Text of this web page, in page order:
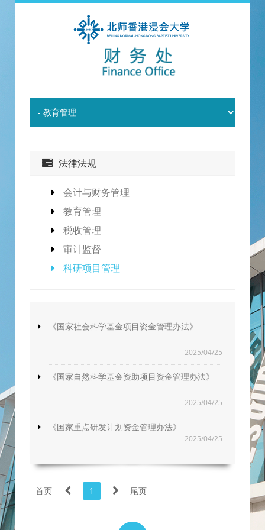
法律法规
会计与财务管理
教育管理
税收管理
审计监督
科研项目管理
《国家社会科学基金项目资金管理办法》
2025/04/25
《国家自然科学基金资助项目资金管理办法》
2025/04/25
《国家重点研发计划资金管理办法》
2025/04/25
首页 1 尾页